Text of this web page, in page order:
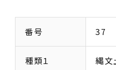
番号 37
種類１ 縄文